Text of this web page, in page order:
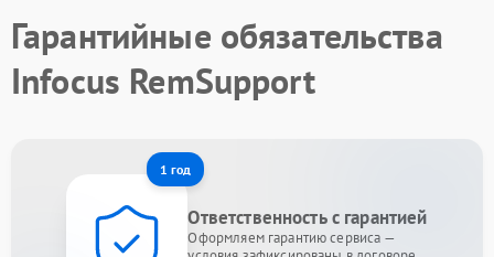
Гарантийные обязательства
Infocus RemSupport
1 год
Ответственность с гарантией
Оформляем гарантию сервиса —